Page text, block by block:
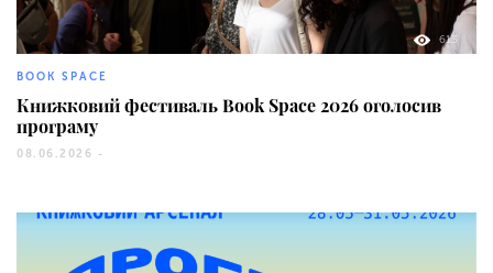
613
BOOK SPACE
Книжковий фестиваль Book Space 2026 оголосив
програму
08.06.2026 -